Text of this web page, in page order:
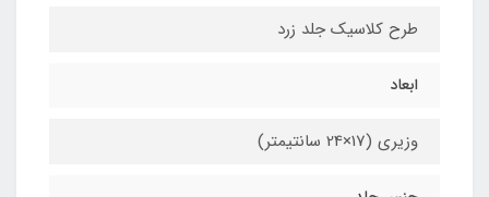
طرح کلاسیک جلد زرد
ابعاد
وزیری (17×24 سانتیمتر)